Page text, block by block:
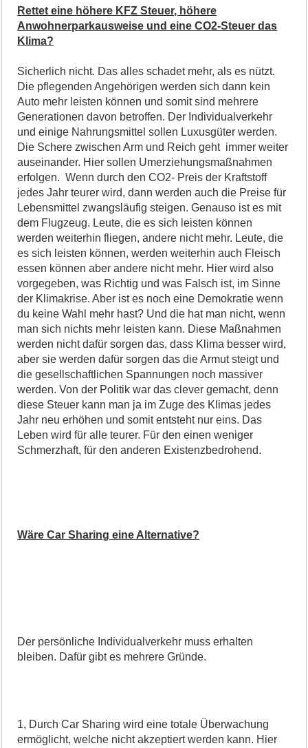
Rettet eine höhere KFZ Steuer, höhere
Anwohnerparkausweise und eine CO2-Steuer das
Klima?
Sicherlich nicht. Das alles schadet mehr, als es nützt.
Die pflegenden Angehörigen werden sich dann kein
Auto mehr leisten können und somit sind mehrere
Generationen davon betroffen. Der Individualverkehr
und einige Nahrungsmittel sollen Luxusgüter werden.
Die Schere zwischen Arm und Reich geht immer weiter
auseinander. Hier sollen Umerziehungsmaßnahmen
erfolgen. Wenn durch den CO2- Preis der Kraftstoff
jedes Jahr teurer wird, dann werden auch die Preise für
Lebensmittel zwangsläufig steigen. Genauso ist es mit
dem Flugzeug. Leute, die es sich leisten können
werden weiterhin fliegen, andere nicht mehr. Leute, die
es sich leisten können, werden weiterhin auch Fleisch
essen können aber andere nicht mehr. Hier wird also
vorgegeben, was Richtig und was Falsch ist, im Sinne
der Klimakrise. Aber ist es noch eine Demokratie wenn
du keine Wahl mehr hast? Und die hat man nicht, wenn
man sich nichts mehr leisten kann. Diese Maßnahmen
werden nicht dafür sorgen das, dass Klima besser wird,
aber sie werden dafür sorgen das die Armut steigt und
die gesellschaftlichen Spannungen noch massiver
werden. Von der Politik war das clever gemacht, denn
diese Steuer kann man ja im Zuge des Klimas jedes
Jahr neu erhöhen und somit entsteht nur eins. Das
Leben wird für alle teurer. Für den einen weniger
Schmerzhaft, für den anderen Existenzbedrohend.
Wäre Car Sharing eine Alternative?
Der persönliche Individualverkehr muss erhalten
bleiben. Dafür gibt es mehrere Gründe.
1, Durch Car Sharing wird eine totale Überwachung
ermöglicht, welche nicht akzeptiert werden kann. Hier